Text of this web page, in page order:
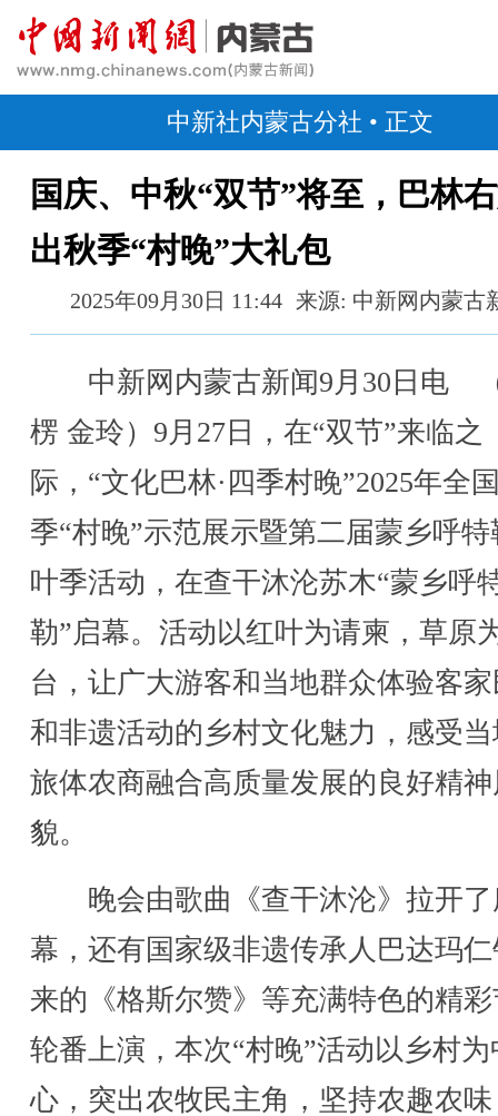
中新社内蒙古分社 • 正文
国庆、中秋“双节”将至，巴林
出秋季“村晚”大礼包
2025年09月30日 11:44 来源: 中新网内蒙古
中新网内蒙古新闻9月30日电
楞 金玲）9月27日，在“双节”来临之
际，“文化巴林·四季村晚”2025年全
季“村晚”示范展示暨第二届蒙乡呼特
叶季活动，在查干沐沦苏木“蒙乡呼
勒”启幕。活动以红叶为请柬，草原
台，让广大游客和当地群众体验客
和非遗活动的乡村文化魅力，感受
旅体农商融合高质量发展的良好精
貌。
晚会由歌曲《查干沐沦》拉开了
幕，还有国家级非遗传承人巴达玛
来的《格斯尔赞》等充满特色的精
轮番上演，本次“村晚”活动以乡村为
心，突出农牧民主角，坚持农趣农